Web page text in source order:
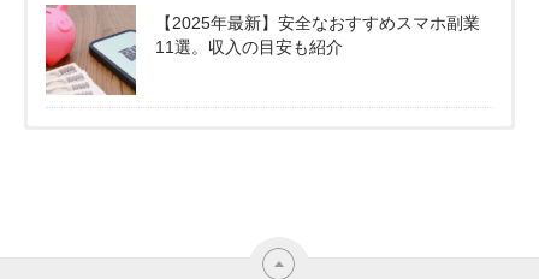
【2025年最新】安全なおすすめスマホ副業
11選。収入の目安も紹介